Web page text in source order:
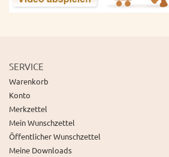
SERVICE
Warenkorb
Konto
Merkzettel
Mein Wunschzettel
Öffentlicher Wunschzettel
Meine Downloads